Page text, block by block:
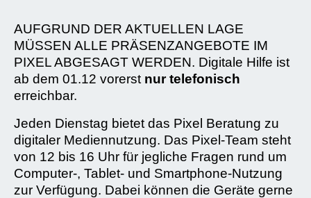
AUFGRUND DER AKTUELLEN LAGE
MÜSSEN ALLE PRÄSENZANGEBOTE IM
PIXEL ABGESAGT WERDEN. Digitale Hilfe ist
ab dem 01.12 vorerst nur telefonisch
erreichbar.
Jeden Dienstag bietet das Pixel Beratung zu
digitaler Mediennutzung. Das Pixel-Team steht
von 12 bis 16 Uhr für jegliche Fragen rund um
Computer-, Tablet- und Smartphone-Nutzung
zur Verfügung. Dabei können die Geräte gerne